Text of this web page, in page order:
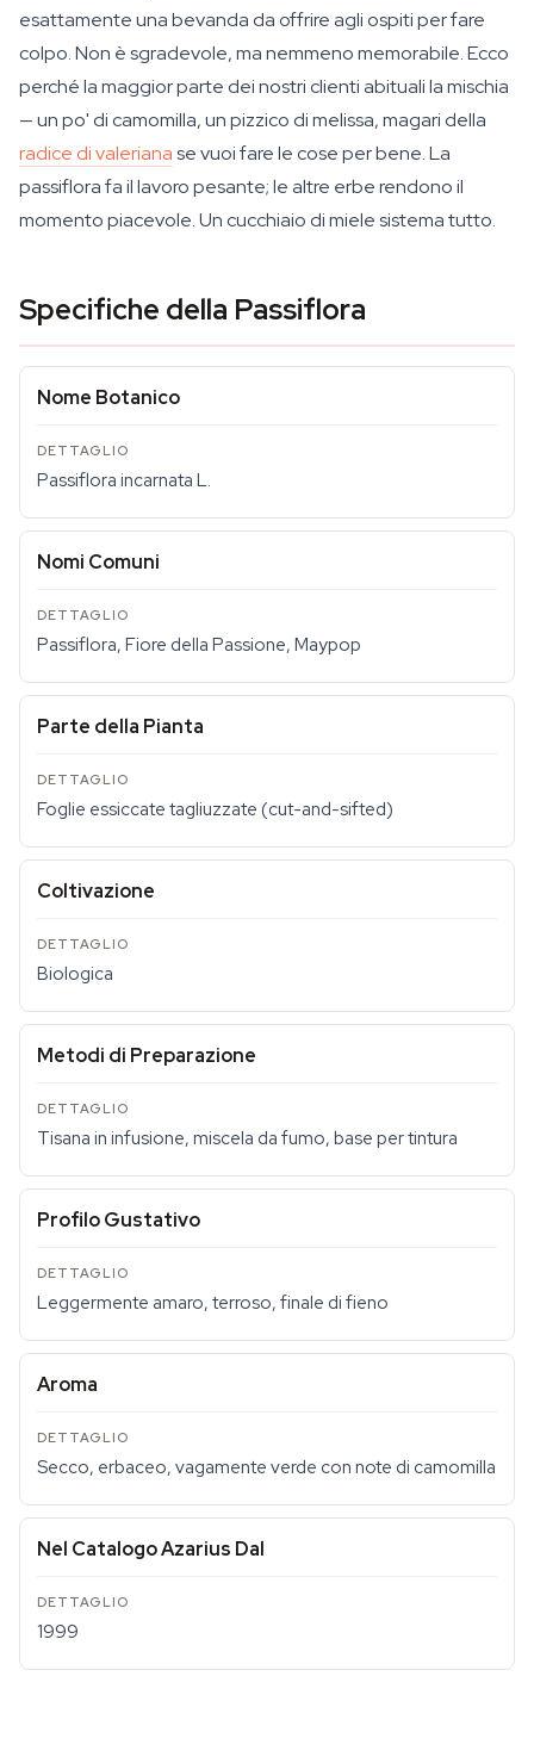
esattamente una bevanda da offrire agli ospiti per fare
colpo. Non è sgradevole, ma nemmeno memorabile. Ecco
perché la maggior parte dei nostri clienti abituali la mischia
— un po' di camomilla, un pizzico di melissa, magari della
radice di valerianase vuoi fare le cose per bene. La
passiflora fa il lavoro pesante; le altre erbe rendono il
momento piacevole. Un cucchiaio di miele sistema tutto.
Specifiche della Passiflora
Nome Botanico
Passiflora incarnata L.
Nomi Comuni
Passiflora, Fiore della Passione, Maypop
Parte della Pianta
Foglie essiccate tagliuzzate (cut-and-sifted)
Coltivazione
Biologica
Metodi di Preparazione
Tisana in infusione, miscela da fumo, base per tintura
Profilo Gustativo
Leggermente amaro, terroso, finale di fieno
Aroma
Secco, erbaceo, vagamente verde con note di camomilla
Nel Catalogo Azarius Dal
1999